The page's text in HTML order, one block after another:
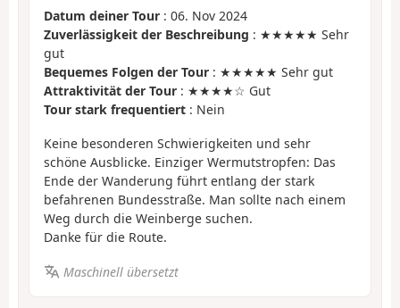
Datum deiner Tour : 06. Nov 2024
Zuverlässigkeit der Beschreibung : ★★★★★ Sehr
gut
Bequemes Folgen der Tour : ★★★★★ Sehr gut
Attraktivität der Tour : ★★★★☆ Gut
Tour stark frequentiert : Nein
Keine besonderen Schwierigkeiten und sehr
schöne Ausblicke. Einziger Wermutstropfen: Das
Ende der Wanderung führt entlang der stark
befahrenen Bundesstraße. Man sollte nach einem
Weg durch die Weinberge suchen.
Danke für die Route.
Maschinell übersetzt